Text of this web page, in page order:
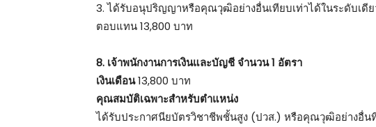
3. ได้รับอนุปริญญาหรือคุณวุฒิอย่างอื่นเทียบเท่าได้ในระดับเดี
ตอบแทน 13,800 บาท
8. เจ้าพนักงานการเงินและบัญชี จำนวน 1 อัตรา
เงินเดือน13,800 บาท
คุณสมบัติเฉพาะสำหรับตำแหน่ง
ได้รับประกาศนียบัตรวิชาชีพชั้นสูง (ปวส.) หรือคุณวุฒิอย่างอื่น